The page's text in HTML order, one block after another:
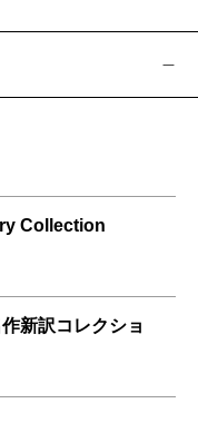
Collection
新訳コレクショ